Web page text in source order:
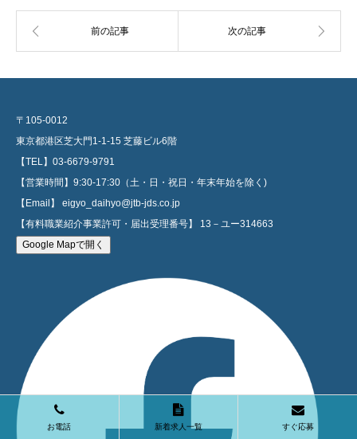
〒105-0012
東京都港区芝大門1-1-15 芝藤ビル6階
【TEL】03-6679-9791
【営業時間】9:30-17:30（土・日・祝日・年末年始を除く)
【Email】 eigyo_daihyo@jtb-jds.co.jp
【有料職業紹介事業許可・届出受理番号】 13－ユー314663
Google Mapで開く
お電話 新着求人一覧 すぐ応募